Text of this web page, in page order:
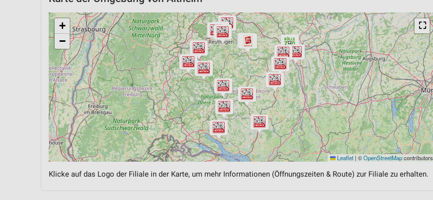
⛶
+
−
Leaflet | ©OpenStreetMapcontributors
Klicke auf das Logo der Filiale in der Karte, um mehr Informationen (Öffnungszeiten & Route) zur Filiale zu erhalten.